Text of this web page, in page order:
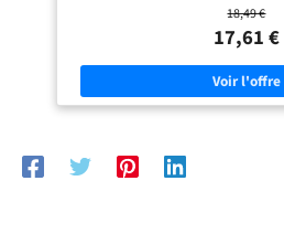
préparation rapide, parfaite pour un
FONCTIONNEL: Bouilloire détachable du
base pivotante à 360° avec range-cordon
Équipée du système thermostatique Strix
durabilité UTILISATION SÛRE: Arrêt
surchauffe et poignée isolante pour une
ENTRETIEN FACILE: Large ouverture du
18,49 €
17,61 €